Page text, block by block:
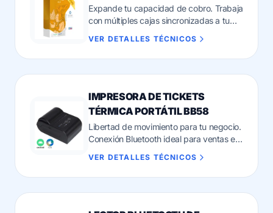
Expande tu capacidad de cobro. Trabaja
con múltiples cajas sincronizadas a tu
servidor principal en tiempo real.
VER DETALLES TÉCNICOS
IMPRESORA DE TICKETS
TÉRMICA PORTÁTIL BB58
Libertad de movimiento para tu negocio.
Conexión Bluetooth ideal para ventas en
ruta o espacios reducidos.
VER DETALLES TÉCNICOS